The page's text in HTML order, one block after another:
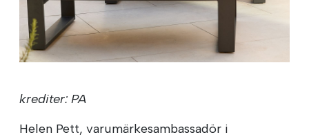
krediter: PA
Helen Pett, varumärkesambassadör i